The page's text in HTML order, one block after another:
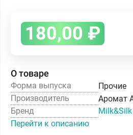
180,00 ₽
О товаре
Форма выпуска
Прочие
Производитель
Аромат
Бренд
Milk&Silk
Перейти к описанию